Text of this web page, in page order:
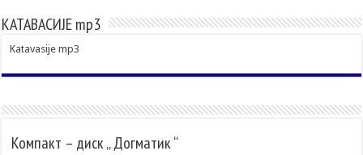
КАТАВАСИЈЕ mp3
Katavasije mp3
Компакт – диск „ Догматик “